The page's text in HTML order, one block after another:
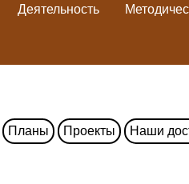
Деятельность
Планы Проекты Наши